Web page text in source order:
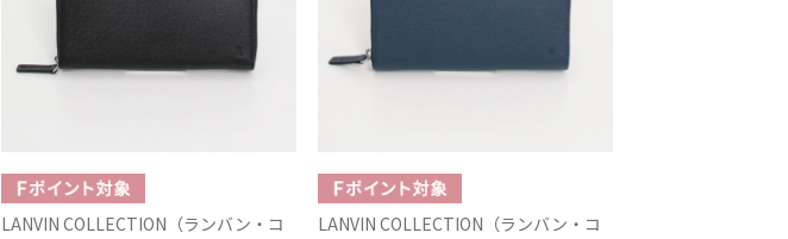
LANVIN COLLECTION（ランバン・コ
LANVIN COLLECTION（ランバン・コ